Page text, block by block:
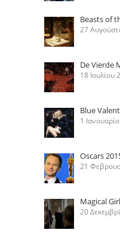
Beasts of
27
De Vierde
18 Ιουλίου
Blue
1
Oscars
21
Magical Girl
20